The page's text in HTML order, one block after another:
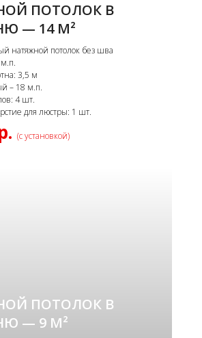
ПОТОЛОК В
— 14 М²
натяжной потолок без шва
3,5 м
– 18 м.п.
4 шт.
для люстры: 1 шт.
(с установкой)
ПОТОЛОК В
— 9 М²